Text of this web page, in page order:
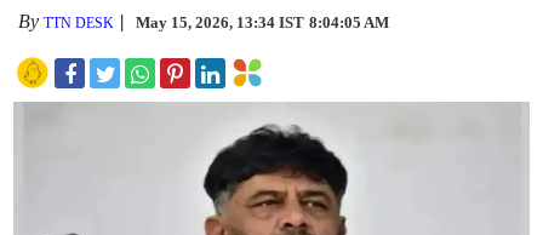
ByTTN DESK May 15, 2026, 13:34 IST 8:04:05 AM